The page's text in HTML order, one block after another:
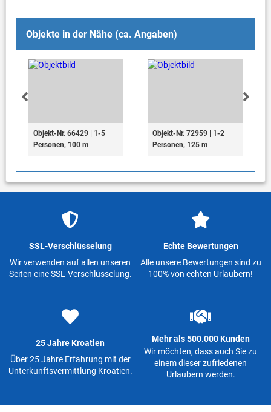
Objekte in der Nähe (ca. Angaben)
Objekt-Nr. 66429 | 1-5
Personen, 100 m
Objekt-Nr. 72959 | 1-2
Personen, 125 m
SSL-Verschlüsselung
Wir verwenden auf allen unseren
Seiten eine SSL-Verschlüsselung.
Echte Bewertungen
Alle unsere Bewertungen sind zu
100% von echten Urlaubern!
25 Jahre Kroatien
Über 25 Jahre Erfahrung mit der
Unterkunftsvermittlung Kroatien.
Mehr als 500.000 Kunden
Wir möchten, dass auch Sie zu
einem dieser zufriedenen
Urlaubern werden.